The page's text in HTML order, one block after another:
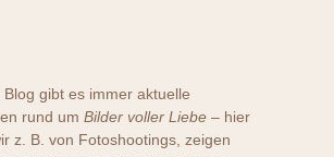
gibt es immer aktuelle
rund um Bilder voller Liebe – hier
z. B. von Fotoshootings, zeigen